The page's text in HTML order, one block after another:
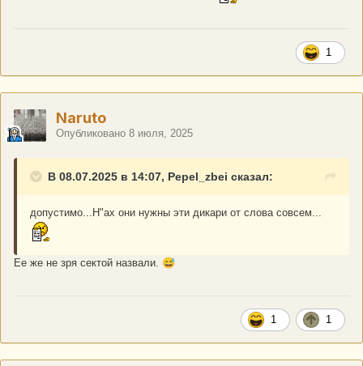
1
Naruto
Опубликовано 8 июля, 2025
В 08.07.2025 в 14:07, Pepel_zbei сказал:
допустимо...Н"ах они нужны эти дикари от слова совсем...
Ее же не зря сектой назвали. 😅
1 1